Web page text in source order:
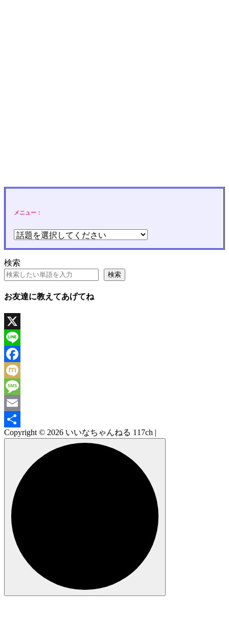
メニュー：
検索
検索
お友達に教えてあげてね
X
Line
Facebook
Mixi
Message
Email
共
Copyright © 2026 いいなちゃんねる 117ch |